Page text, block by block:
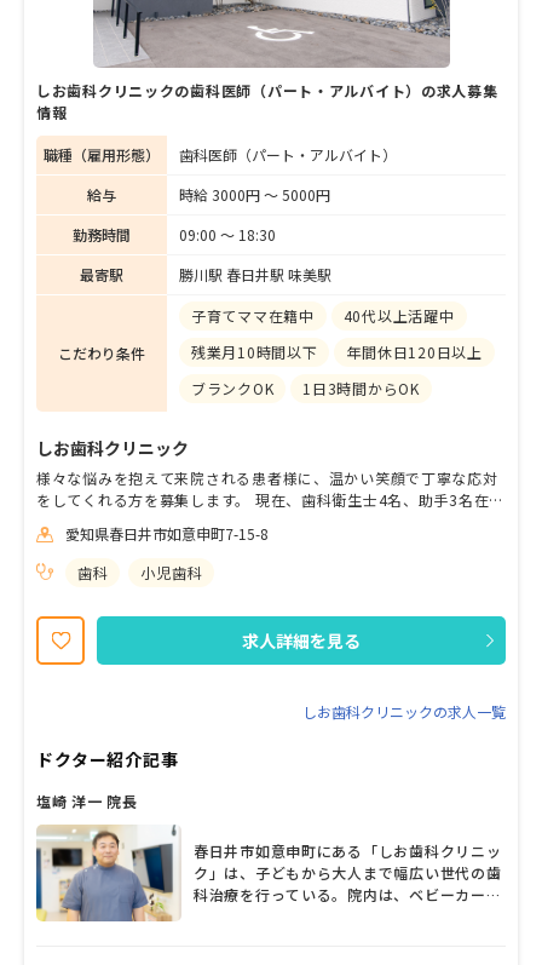
しお歯科クリニックの歯科医師（パート・アルバイト）の求人募集
情報
職種（雇用形態）
歯科医師（パート・アルバイト）
給与
時給 3000円 〜 5000円
勤務時間
09:00 〜 18:30
最寄駅
勝川駅 春日井駅 味美駅
こだわり条件
子育てママ在籍中
40代以上活躍中
残業月10時間以下
年間休日120日以上
ブランクOK
1日3時間からOK
しお歯科クリニック
様々な悩みを抱えて来院される患者様に、温かい笑顔で丁寧な応対
をしてくれる方を募集します。 現在、歯科衛生士4名、助手3名在
させながら長く安定して働くことができる環境です。 お昼休憩は、
院内で過ごしてもおうちに帰っていただいても構いません。 忘年会
や誕生日のお祝いもあります。 自分の意見を自由に言える環境で、
切にしてくださる方大歓迎です！ まずはお気軽にご相談下さい！
愛知県春日井市如意申町7-15-8
歯科
小児歯科
求人詳細を見る
しお歯科クリニックの求人一覧
ドクター紹介記事
塩崎 洋一 院長
春日井市如意申町にある「しお歯科クリニッ
ク」は、子どもから大人まで幅広い世代の歯
科治療を行っている。院内は、ベビーカーや